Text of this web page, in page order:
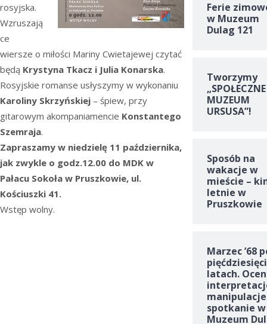
rosyjska.
Wzruszają
ce
wiersze o miłości Mariny Cwietajewej czytać
będą Krystyna Tkacz i Julia Konarska.
Rosyjskie romanse usłyszymy w wykonaniu
Karoliny Skrzyńskiej – śpiew, przy
gitarowym akompaniamencie Konstantego
Szemraja.
Zapraszamy w niedzielę 11 października,
jak zwykle o godz.12.00 do MDK w
Pałacu Sokoła w Pruszkowie, ul.
Kościuszki 41.
Wstęp wolny.
Ferie
w Muzeum
Dulag 121
Tworzymy
„SPOŁECZNE
MUZEUM
URSUSA”!
Sposób na
wakacje w
mieście –
letnie w
Pruszkowie
Marzec ’68
latach.
spotkanie w
Muzeum